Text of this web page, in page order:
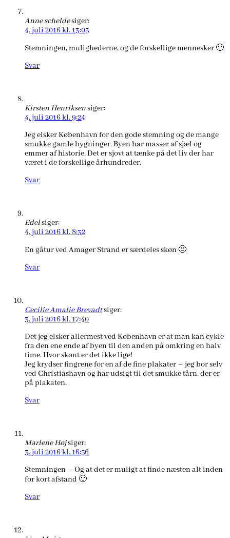
Anne scheldesiger:
4. juli 2016 kl. 13:05
Stemningen, mulighederne, og de forskellige mennesker 🙂
Svar
Kirsten Henriksensiger:
4. juli 2016 kl. 9:24
Jeg elsker København for den gode stemning og de mange
smukke gamle bygninger. Byen har masser af sjæl og
emmer af historie. Det er sjovt at tænke på det liv der har
været i de forskellige århundreder.
Svar
Edelsiger:
4. juli 2016 kl. 8:32
En gåtur ved Amager Strand er særdeles skøn 🙂
Svar
Cecilie Amalie Brevadtsiger:
3. juli 2016 kl. 17:40
Det jeg elsker allermest ved København er at man kan cykle
fra den ene ende af byen til den anden på omkring en halv
time. Hvor skønt er det ikke lige!
Jeg krydser fingrene for en af de fine plakater – jeg bor selv
ved Christiashavn og har udsigt til det smukke tårn, der er
på plakaten.
Svar
Marlene Højsiger:
3. juli 2016 kl. 16:56
Stemningen – Og at det er muligt at finde næsten alt inden
for kort afstand 🙂
Svar